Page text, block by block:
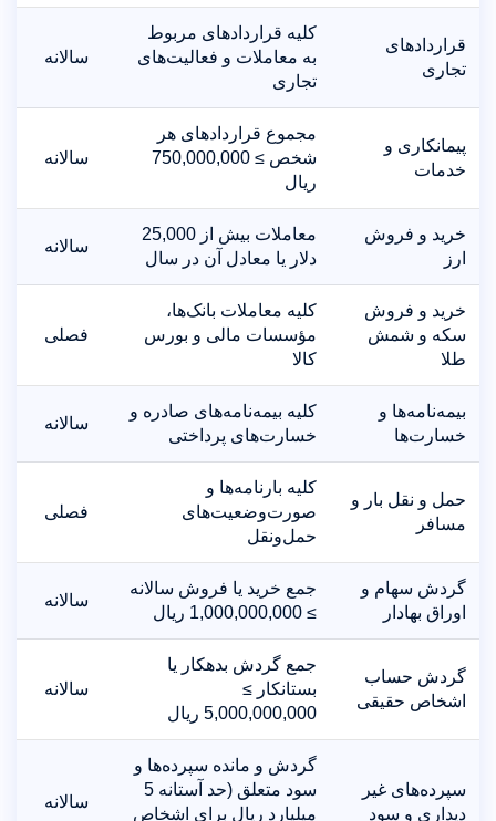
قراردادهای
تجاری
کلیه قراردادهای مربوط
به معاملات و فعالیت‌های
تجاری
سالانه
پیمانکاری و
خدمات
مجموع قراردادهای هر
شخص ≥ 750,000,000
ریال
سالانه
خرید و فروش
ارز
معاملات بیش از 25,000
دلار یا معادل آن در سال
سالانه
خرید و فروش
سکه و شمش
طلا
کلیه معاملات بانک‌ها،
مؤسسات مالی و بورس
کالا
فصلی
بیمه‌نامه‌ها و
خسارت‌ها
کلیه بیمه‌نامه‌های صادره و
خسارت‌های پرداختی
سالانه
حمل و نقل بار و
مسافر
کلیه بارنامه‌ها و
صورت‌وضعیت‌های
حمل‌ونقل
فصلی
گردش سهام و
اوراق بهادار
جمع خرید یا فروش سالانه
≥ 1,000,000,000 ریال
سالانه
گردش حساب
اشخاص حقیقی
جمع گردش بدهکار یا
بستانکار ≥
5,000,000,000 ریال
سالانه
سپرده‌های غیر
دیداری و سود
گردش و مانده سپرده‌ها و
سود متعلق (حد آستانه 5
میلیارد ریال برای اشخاص
سالانه